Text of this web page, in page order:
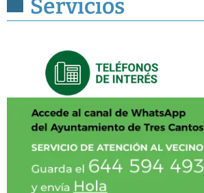
Servicios